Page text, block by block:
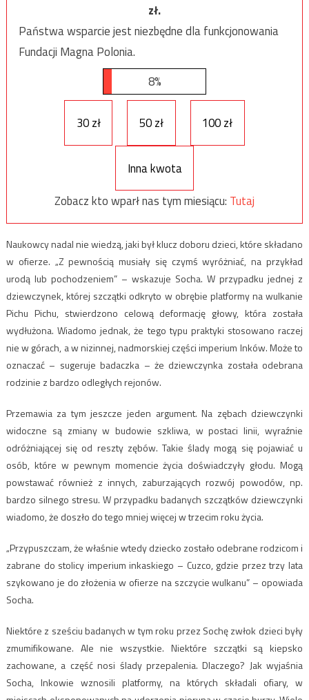
zł.
Państwa wsparcie jest niezbędne dla funkcjonowania
Fundacji Magna Polonia.
8%
30 zł 50 zł 100 zł
Inna kwota
Zobacz kto wparł nas tym miesiącu: Tutaj
Naukowcy nadal nie wiedzą, jaki był klucz doboru dzieci, które składano
w ofierze. „Z pewnością musiały się czymś wyróżniać, na przykład
urodą lub pochodzeniem” – wskazuje Socha. W przypadku jednej z
dziewczynek, której szczątki odkryto w obrębie platformy na wulkanie
Pichu Pichu, stwierdzono celową deformację głowy, która została
wydłużona. Wiadomo jednak, że tego typu praktyki stosowano raczej
nie w górach, a w nizinnej, nadmorskiej części imperium Inków. Może to
oznaczać – sugeruje badaczka – że dziewczynka została odebrana
rodzinie z bardzo odległych rejonów.
Przemawia za tym jeszcze jeden argument. Na zębach dziewczynki
widoczne są zmiany w budowie szkliwa, w postaci linii, wyraźnie
odróżniającej się od reszty zębów. Takie ślady mogą się pojawiać u
osób, które w pewnym momencie życia doświadczyły głodu. Mogą
powstawać również z innych, zaburzających rozwój powodów, np.
bardzo silnego stresu. W przypadku badanych szczątków dziewczynki
wiadomo, że doszło do tego mniej więcej w trzecim roku życia.
„Przypuszczam, że właśnie wtedy dziecko zostało odebrane rodzicom i
zabrane do stolicy imperium inkaskiego – Cuzco, gdzie przez trzy lata
szykowano je do złożenia w ofierze na szczycie wulkanu” – opowiada
Socha.
Niektóre z sześciu badanych w tym roku przez Sochę zwłok dzieci były
zmumifikowane. Ale nie wszystkie. Niektóre szczątki są kiepsko
zachowane, a część nosi ślady przepalenia. Dlaczego? Jak wyjaśnia
Socha, Inkowie wznosili platformy, na których składali ofiary, w